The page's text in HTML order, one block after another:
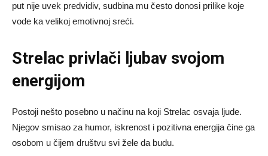
put nije uvek predvidiv, sudbina mu često donosi prilike koje
vode ka velikoj emotivnoj sreći.
Strelac privlači ljubav svojom
energijom
Postoji nešto posebno u načinu na koji Strelac osvaja ljude.
Njegov smisao za humor, iskrenost i pozitivna energija čine ga
osobom u čijem društvu svi žele da budu.